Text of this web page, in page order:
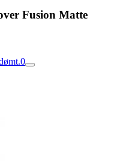
Fusion Matte
0